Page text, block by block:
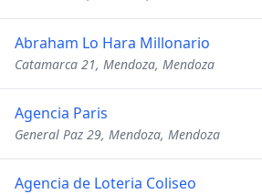
Abraham Lo Hara Millonario
Catamarca 21, Mendoza, Mendoza
Agencia Paris
General Paz 29, Mendoza, Mendoza
Agencia de Loteria Coliseo